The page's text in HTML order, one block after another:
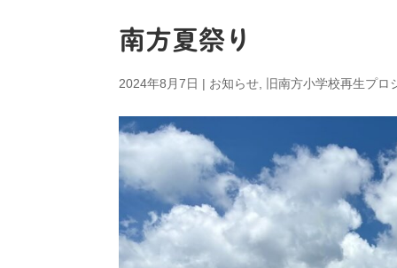
南方夏祭り
2024年8月7日 | お知らせ 旧南方小学校再生プロ